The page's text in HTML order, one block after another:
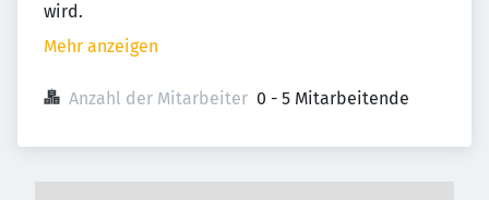
wird.
Mehr anzeigen
Anzahl der Mitarbeiter 0 - 5 Mitarbeitende